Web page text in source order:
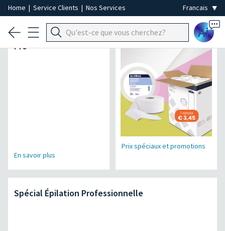
Home | Service Clients | Nos Services
Ai
Micromoteur Air Power
Pro
En savoir plus
Spécial Jetable
Prix spéciaux et promotions
Spécial Épilation Professionnelle